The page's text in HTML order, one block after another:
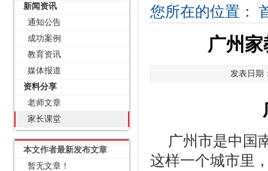
新闻资讯
通知公告
成功案例
教育资讯
媒体报道
资料分享
老师文章
家长课堂
本文作者最新发布文章
暂无文章！
您所在的位置：
广州
发表日期
广州市是中国
这样一个城市里